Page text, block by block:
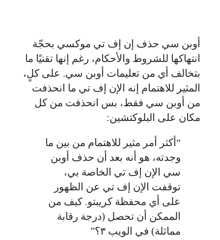
أوبن سي حذف إن إف تي موكسي بحجّة
انتهاكها للشروط والأحكام، رغم إنها تقنيًا ما
بتخالف أي من تعليمات أوبن سي. على كلٍ،
المثير للاهتمام إنه الإن إف تي ما انحذفت
من أوبن سي فقط، بس انحذفت من كل
مكان على البلوكتشين:
“أكثر أمر مثير للاهتمام من بين ما
وجدته، هو أنه بعد أن حذف أوبن
سي الإن إف تي الخاصة بي،
توقفت الإن إف تي عن الظهور
على أي محفظة كريبتو. كيف من
الممكن أن تحصل (درجة رقابة
مماثلة) في الويب ٣؟”